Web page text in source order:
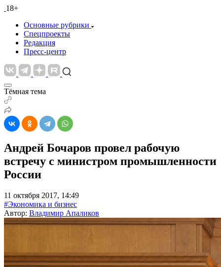
18+
Основные рубрики
Спецпроекты
Редакция
Пресс-центр
Тёмная тема
Андрей Бочаров провел рабочую
встречу с министром промышленности
России
11 октября 2017, 14:49
#Экономика и бизнес
Автор: Владимир Апаликов